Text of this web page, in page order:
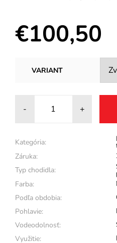
€100,50
VARIANT
- +
Kategória:
Záruka:
Typ chodidla:
Farba:
Podľa obdobia:
Pohlavie:
Vodeodolnosť:
Využitie: